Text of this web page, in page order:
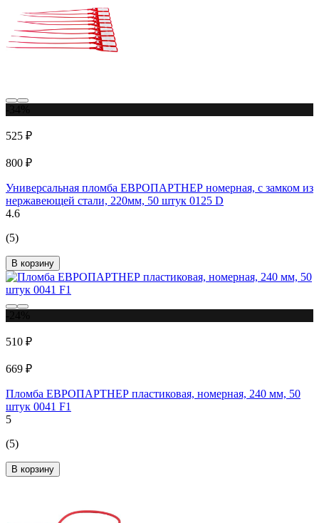
525 ₽
800 ₽
Универсальная пломба ЕВРОПАРТНЕР номерная, с замком из
нержавеющей стали, 220мм, 50 штук 0125 D
4.6
(5)
В корзину
510 ₽
669 ₽
Пломба ЕВРОПАРТНЕР пластиковая, номерная, 240 мм, 50
штук 0041 F1
5
(5)
В корзину